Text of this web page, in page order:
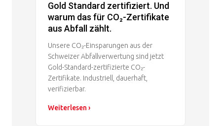
Gold Standard zertifiziert. Und
warum das für CO₂-Zertifikate
aus Abfall zählt.
Unsere CO₂-Einsparungen aus der
Schweizer Abfallverwertung sind jetzt
Gold-Standard-zertifizierte CO₂-
Zertifikate. Industriell, dauerhaft,
verifizierbar.
Weiterlesen ›